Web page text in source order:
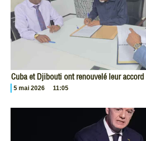
Cuba et Djibouti ont renouvelé leur
5 mai 2026 11:05